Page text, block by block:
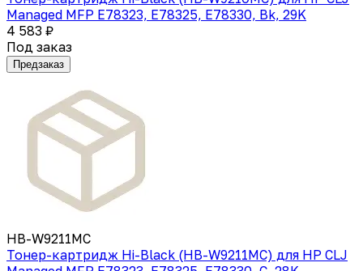
Managed MFP E78323, E78325, E78330, Bk, 29K
4 583 ₽
Под заказ
Предзаказ
HB-W9211MC
Тонер-картридж Hi-Black (HB-W9211MC) для HP CLJ